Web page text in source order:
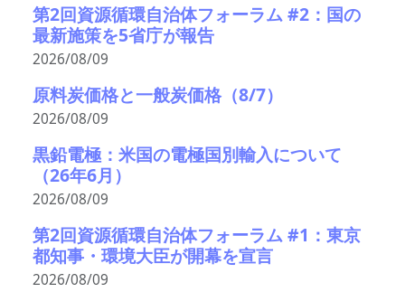
第2回資源循環自治体フォーラム #2：国の
最新施策を5省庁が報告
2026/08/09
原料炭価格と一般炭価格（8/7）
2026/08/09
黒鉛電極：米国の電極国別輸入について
（26年6月）
2026/08/09
第2回資源循環自治体フォーラム #1：東京
都知事・環境大臣が開幕を宣言
2026/08/09